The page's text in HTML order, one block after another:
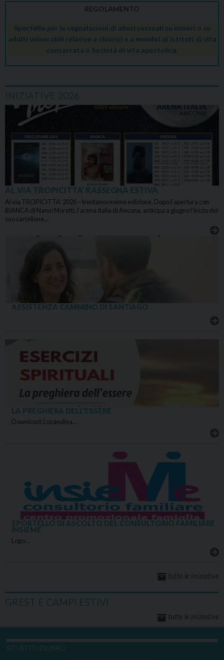
REGOLAMENTO
Sportello per le segnalazioni di abusi sessuali su minori o su
adulti vulnerabili relative a chierici o a membri di Istituti di vita
consacrata o Società di vita apostolica.
INIZIATIVE 2026
AL VIA TROPICITTA’ RASSEGNA ESTIVA
Al via TROPICITTA’ 2026 – trentanovesima edizione. Dopo l’apertura con
BIANCA di Nanni Moretti, l’arena Italia di Ancona, anticipa a giugno l’inizio del
suo cartellone…
ASSISTENZA CAMMINO DI SANTIAGO
LA PREGHIERA DELL’ESSERE
Download: Locandina…
SPORTELLO DI ASCOLTO DEL CONSULTORIO FAMILIARE
INSIEME
Logo…
tutte le iniziative
GREST E CAMPI ESTIVI
tutte le iniziative
SITI ISTITUZIONALI